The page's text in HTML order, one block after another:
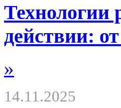
Технологии
действии:
»
14.11.2025